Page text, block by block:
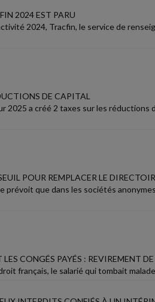
2024 EST PARU
2024, Tracfin, le service de
DE CAPITAL
2025 a créé 2 taxes sur les
POUR REMPLACER LE
prévoit que dans les sociétés
CONGÉS PAYÉS : REVIREMENT
français, le salarié qui tombait